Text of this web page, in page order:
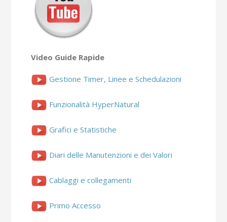
Video Guide Rapide
Gestione Timer, Linee e Schedulazioni
Funzionalità HyperNatural
Grafici e Statistiche
Diari delle Manutenzioni e dei Valori
Cablaggi e collegamenti
Primo Accesso